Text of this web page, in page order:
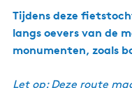
e
l
Tijdens deze
langs oevers van de
monumenten, zoals
Let op: Deze route